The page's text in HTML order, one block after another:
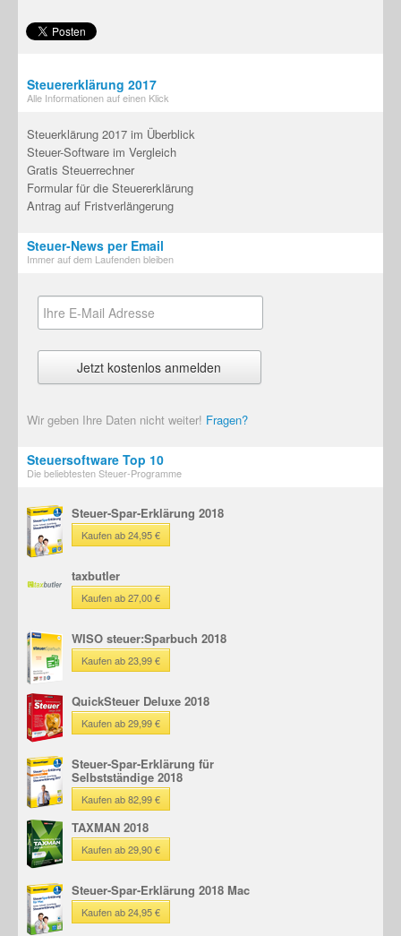
Steuererklärung 2017
Alle Informationen auf einen Klick
Steuerklärung 2017 im Überblick
Steuer-Software im Vergleich
Gratis Steuerrechner
Formular für die Steuererklärung
Antrag auf Fristverlängerung
Steuer-News per Email
Immer auf dem Laufenden bleiben
Wir geben Ihre Daten nicht weiter! Fragen?
Steuersoftware Top 10
Die beliebtesten Steuer-Programme
Steuer-Spar-Erklärung 2018
Kaufen ab 24,95 €
taxbutler
Kaufen ab 27,00 €
WISO steuer:Sparbuch 2018
Kaufen ab 23,99 €
QuickSteuer Deluxe 2018
Kaufen ab 29,99 €
Steuer-Spar-Erklärung für
Selbstständige 2018
Kaufen ab 82,99 €
TAXMAN 2018
Kaufen ab 29,90 €
Steuer-Spar-Erklärung 2018 Mac
Kaufen ab 24,95 €